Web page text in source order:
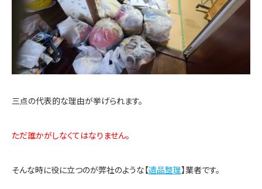
三点の代表的な理由が挙げられます。
ただ誰かがしなくてはなりません。
そんな時に役に立つのが弊社のような【遺品整理】業者です。